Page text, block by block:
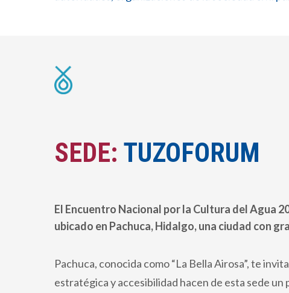
SEDE: TUZOFORUM
El Encuentro Nacional por la Cultura del Agua
ubicado en Pachuca, Hidalgo, una ciudad con
Pachuca, conocida como “La Bella Airosa”, te
estratégica y accesibilidad hacen de esta sede